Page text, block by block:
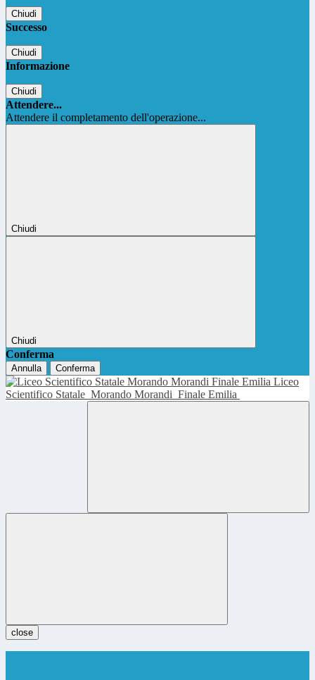
Chiudi
Successo
Chiudi
Informazione
Chiudi
Attendere...
Attendere il completamento dell'operazione...
Chiudi
Chiudi
Conferma
Annulla Conferma
Liceo
Scientifico Statale Morando Morandi Finale Emilia
close